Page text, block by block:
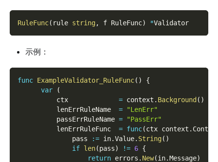
RuleFunc( rule string, f RuleFunc) *Validator
示例：
func ExampleValidator_RuleFunc( )
{
var
(
          ctx
= context . Background ( )
          lenErrRuleName
=
"LenErr"
          passErrRuleName
=
"PassErr"
          lenErrRuleFunc
= func(ctx context .
              pass
:= in.Value. String( )
if len(pass) != 6 {
return errors . New(in.Message)